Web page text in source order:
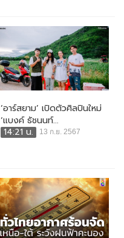
‘อาร์สยาม’ เปิดตัวศิลปินใหม่
‘แบงค์ ธัชนนท์...
14:21 น.
13 ก.ย. 2567